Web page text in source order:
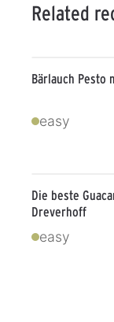
Related
Bärlauch Pesto
easy
Die beste
Dreverhoff
easy